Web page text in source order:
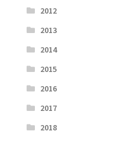
2012
2013
2014
2015
2016
2017
2018